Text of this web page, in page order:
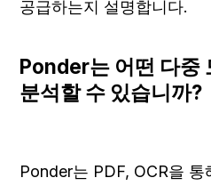
공급하는지 설명합니다.
Ponder는 어떤 다중
분석할 수 있습니까?
Ponder는 PDF, OCR을